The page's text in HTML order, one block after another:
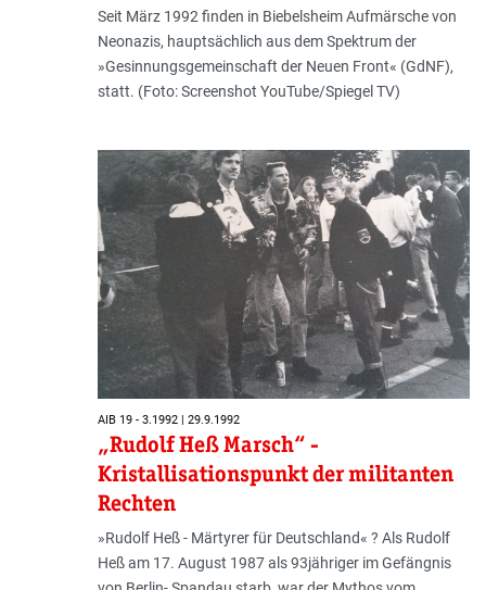
Seit März 1992 finden in Biebelsheim Aufmärsche von
Neonazis, hauptsächlich aus dem Spektrum der
»Gesinnungsgemeinschaft der Neuen Front« (GdNF),
statt. (Foto: Screenshot YouTube/Spiegel TV)
AIB 19 - 3.1992 | 29.9.1992
„Rudolf Heß Marsch“ -
Kristallisationspunkt der militanten
Rechten
»Rudolf Heß - Märtyrer für Deutschland« ? Als Rudolf
Heß am 17. August 1987 als 93jähriger im Gefängnis